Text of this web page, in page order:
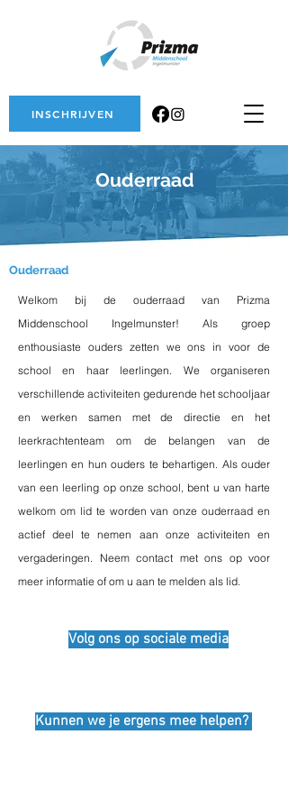
INSCHRIJVEN
Ouderraad
Ouderraad
Welkom bij de ouderraad van Prizma
Middenschool Ingelmunster! Als groep
enthousiaste ouders zetten we ons in voor de
school en haar leerlingen. We organiseren
verschillende activiteiten gedurende het schooljaar
en werken samen met de directie en het
leerkrachtenteam om de belangen van de
leerlingen en hun ouders te behartigen. Als ouder
van een leerling op onze school, bent u van harte
welkom om lid te worden van onze ouderraad en
actief deel te nemen aan onze activiteiten en
vergaderingen. Neem contact met ons op voor
meer informatie of om u aan te melden als lid.
Volg ons op sociale media
Kunnen we je ergens mee helpen?